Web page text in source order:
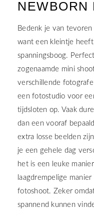
NEWBORN
Bedenk je van
want een kleintje
spanningsboog.
zogenaamde mini
verschillende
een fotostudio voor
tijdsloten op. Vaak
dan een vooraf
extra losse beelden
je een gehele dag
het is een leuke
laagdrempelige
fotoshoot. Zeker
spannend kunnen